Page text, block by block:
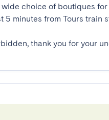
choice of boutiques
5 minutes from Tours train
thank you for your